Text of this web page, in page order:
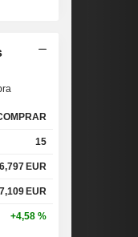
15
6,797 EUR
7,109 EUR
+4,58 %